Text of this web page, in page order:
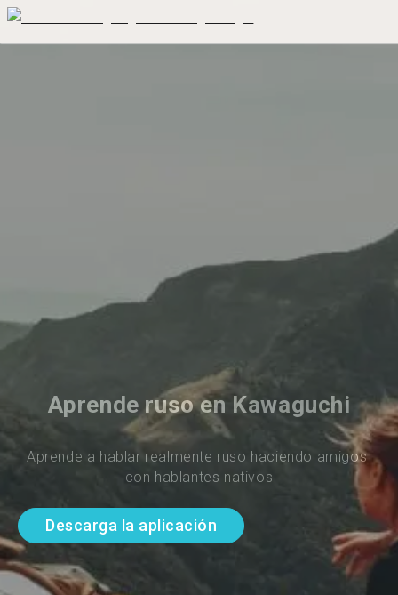
Aprende ruso en Kawaguchi
Aprende a hablar realmente ruso haciendo amigos
con hablantes nativos
Descarga la aplicación